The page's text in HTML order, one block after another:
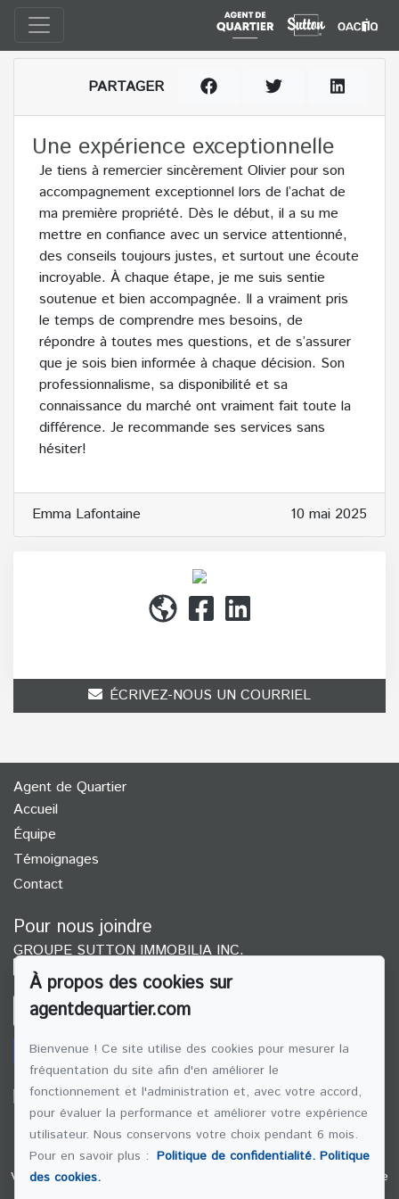
PARTAGER
Une expérience exceptionnelle
Je tiens à remercier sincèrement Olivier pour son
accompagnement exceptionnel lors de l’achat de
ma première propriété. Dès le début, il a su me
mettre en confiance avec un service attentionné,
des conseils toujours justes, et surtout une écoute
incroyable. À chaque étape, je me suis sentie
soutenue et bien accompagnée. Il a vraiment pris
le temps de comprendre mes besoins, de
répondre à toutes mes questions, et de s’assurer
que je sois bien informée à chaque décision. Son
professionnalisme, sa disponibilité et sa
connaissance du marché ont vraiment fait toute la
différence. Je recommande ses services sans
hésiter!
Emma Lafontaine 10 mai 2025
ÉCRIVEZ-NOUS UN COURRIEL
Agent de Quartier
Accueil
Équipe
Témoignages
Contact
Pour nous joindre
GROUPE SUTTON IMMOBILIA INC.
(514) 272-1010
ÉCRIVEZ-NOUS UN COURRIEL
Suivez-nous sur Facebook !
Ville-Marie Rosemont–La Petite-Patrie
Hochelaga-Maisonneuve
À propos des cookies sur
agentdequartier.com
Bienvenue ! Ce site utilise des cookies pour mesurer la
fréquentation du site afin d'en améliorer le
fonctionnement et l'administration et, avec votre accord,
pour évaluer la performance et améliorer votre expérience
utilisateur. Nous conservons votre choix pendant 6 mois.
Pour en savoir plus : Politique de confidentialité. Politique
des cookies.